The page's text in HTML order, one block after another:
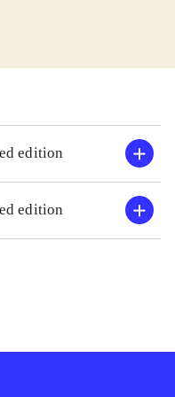
edition
edition